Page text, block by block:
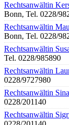
Rechtsanwältin
Bonn, Tel. 0228/
Rechtsanwältin
Bonn, Tel. 0228/
Rechtsanwältin
Tel. 0228/985890
Rechtsanwältin
0228/9727980
Rechtsanwältin
0228/201140
Rechtsanwältin